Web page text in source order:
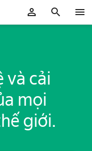
person search menu
và cải
mọi
giới.